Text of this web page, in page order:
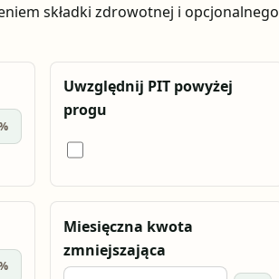
składki zdrowotnej i opcjonalnego
Uwzględnij PIT powyżej
progu
Miesięczna kwota
zmniejszająca